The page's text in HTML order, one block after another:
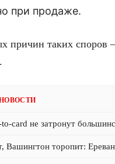
при продаже.
причин таких споров
card не затронут
Вашингтон торопит: